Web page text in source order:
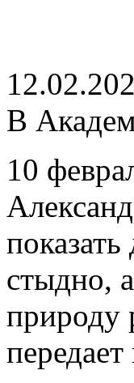
В
10
стыдно,
природу